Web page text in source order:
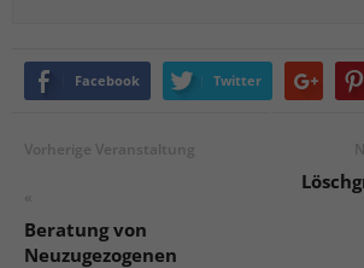
Facebook Twitter
Vorherige Veranstaltung
«
Beratung von
Neuzugezogenen